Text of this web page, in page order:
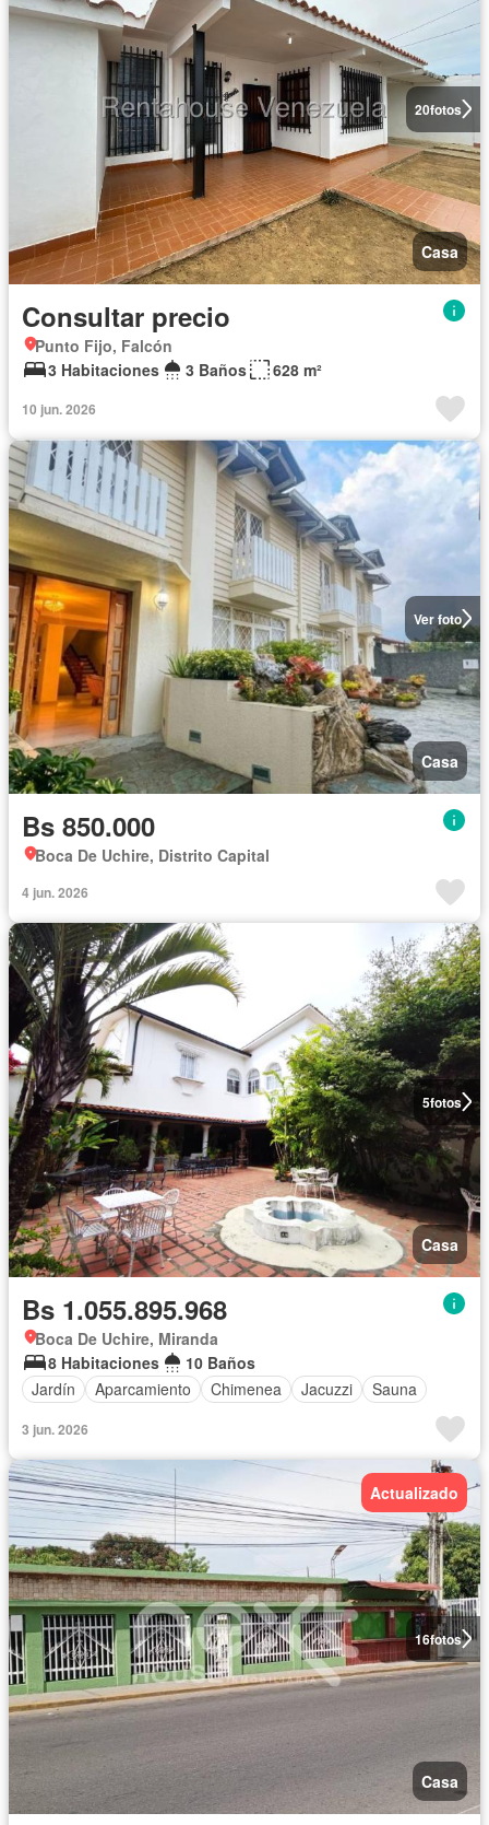
20fotos
Casa
Consultar precio
Punto Fijo, Falcón
3 Habitaciones
3 Baños 628 m²
10 jun. 2026
Ver foto
Casa
Bs 850.000
Boca De Uchire, Distrito Capital
4 jun. 2026
5fotos
Casa
Bs 1.055.895.968
Boca De Uchire, Miranda
8 Habitaciones
10 Baños
Jardín
Aparcamiento Chimenea Jacuzzi Sauna
3 jun. 2026
16fotos
Actualizado
Casa